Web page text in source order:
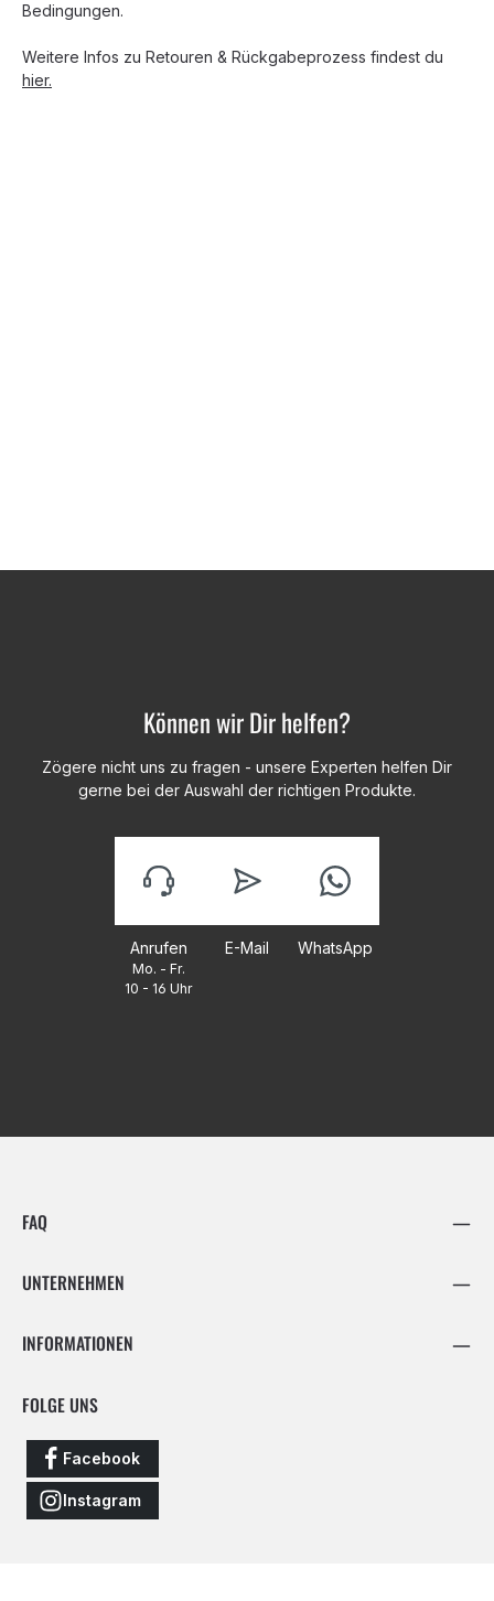
Bedingungen.
Weitere Infos zu Retouren & Rückgabeprozess findest du
hier.
Können wir Dir helfen?
Zögere nicht uns zu fragen - unsere Experten helfen Dir
gerne bei der Auswahl der richtigen Produkte.
Anrufen
Mo. - Fr.
10 - 16 Uhr
E-Mail WhatsApp
FAQ
UNTERNEHMEN
INFORMATIONEN
FOLGE UNS
Facebook
Instagram